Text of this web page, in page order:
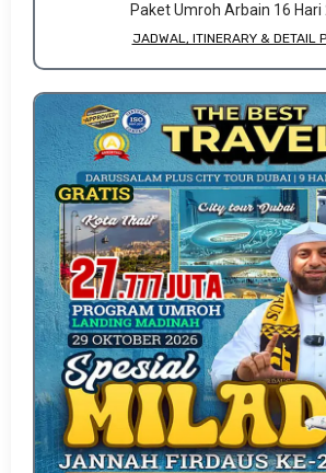
Paket Umroh Arbain 16 Hari
JADWAL, ITINERARY & DETAIL